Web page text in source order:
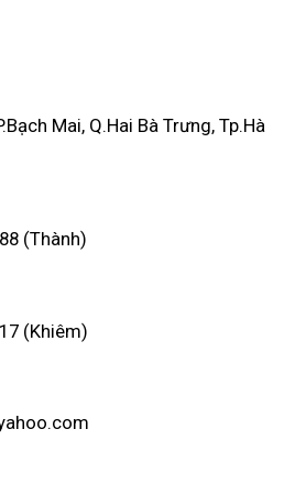
Mai, Q.Hai Bà Trưng, Tp.Hà
(Thành)
(Khiêm)